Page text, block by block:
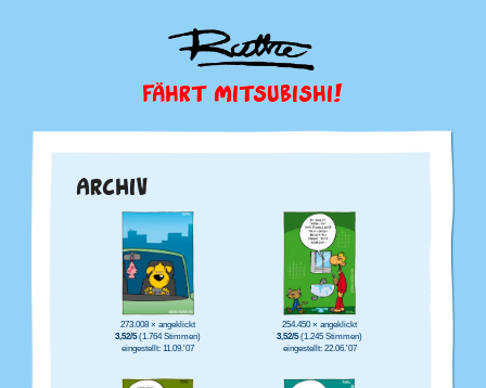
FÄHRT MITSUBISHI!
ARCHIV
273.008 × angeklickt
3,52/5(1.764 Stimmen)
eingestellt: 11.09.'07
254.450 × angeklickt
3,52/5(1.245 Stimmen)
eingestellt: 22.06.'07